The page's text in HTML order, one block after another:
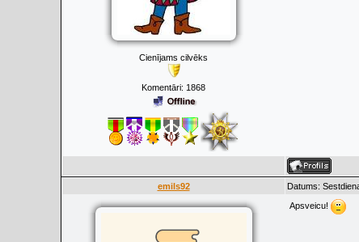
Cienījams cilvēks
Komentāri: 1868
emils92 Datums:
Apsveicu!